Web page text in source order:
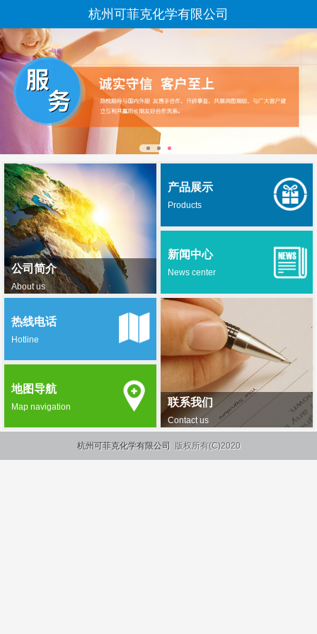
杭州可菲克化学有限公司
公司简介
About us
产品展示
Products
新闻中心
News center
联系我们
Contact us
热线电话
Hotline
地图导航
Map navigation
杭州可菲克化学有限公司 版权所有(C)2020